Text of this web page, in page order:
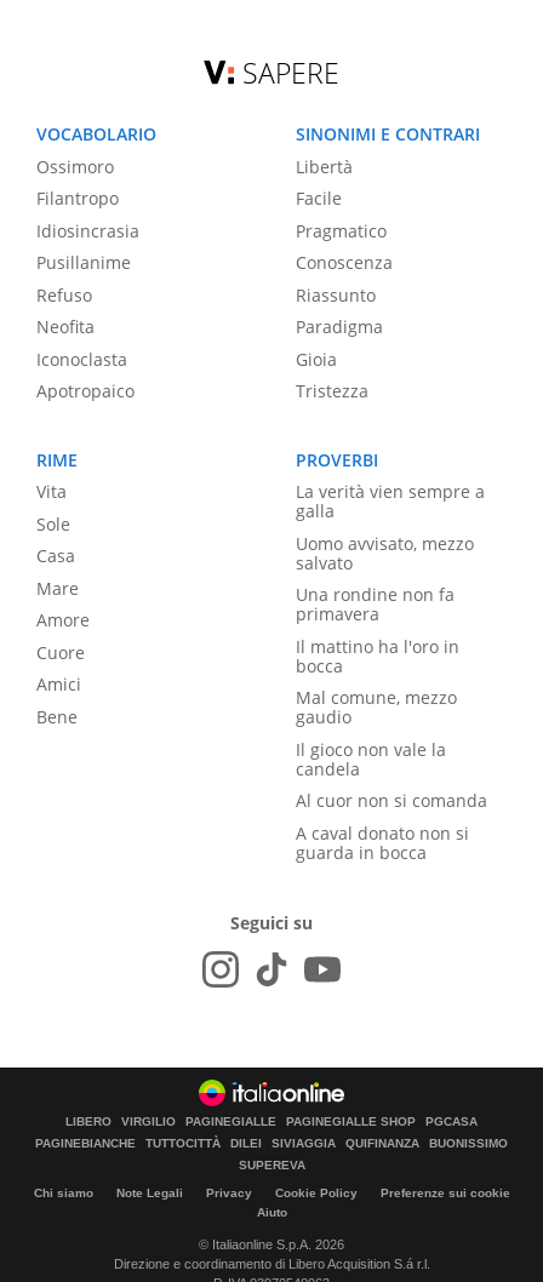
SAPERE
VOCABOLARIO
Ossimoro
Filantropo
Idiosincrasia
Pusillanime
Refuso
Neofita
Iconoclasta
Apotropaico
SINONIMI E CONTRARI
Libertà
Facile
Pragmatico
Conoscenza
Riassunto
Paradigma
Gioia
Tristezza
RIME
Vita
Sole
Casa
Mare
Amore
Cuore
Amici
Bene
PROVERBI
La verità vien sempre a
galla
Uomo avvisato, mezzo
salvato
Una rondine non fa
primavera
Il mattino ha l'oro in
bocca
Mal comune, mezzo
gaudio
Il gioco non vale la
candela
Al cuor non si comanda
A caval donato non si
guarda in bocca
Seguici su
LIBERO VIRGILIO PAGINEGIALLE PAGINEGIALLE SHOP
PGCASA
PAGINEBIANCHE
TUTTOCITTÀ DILEI SIVIAGGIA QUIFINANZA
BUONISSIMO
SUPEREVA
Chi siamo Note Legali Privacy Cookie Policy
Preferenze sui cookie
Aiuto
© Italiaonline S.p.A. 2026
Direzione e coordinamento di Libero Acquisition S.á r.l.